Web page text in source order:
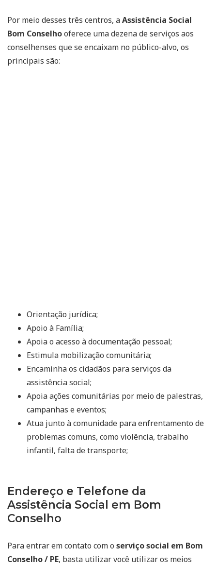
Por meio desses três centros, aAssistência Social
Bom Conselhooferece uma dezena de serviços aos
conselhenses que se encaixam no público-alvo, os
principais são:
Orientação jurídica;
Apoio à Família;
Apoia o acesso à documentação pessoal;
Estimula mobilização comunitária;
Encaminha os cidadãos para serviços da
assistência social;
Apoia ações comunitárias por meio de palestras,
campanhas e eventos;
Atua junto à comunidade para enfrentamento de
problemas comuns, como violência, trabalho
infantil, falta de transporte;
Endereço e Telefone da
Assistência Social em Bom
Conselho
Para entrar em contato com o serviço social em Bom
Conselho / PE, basta utilizar você utilizar os meios